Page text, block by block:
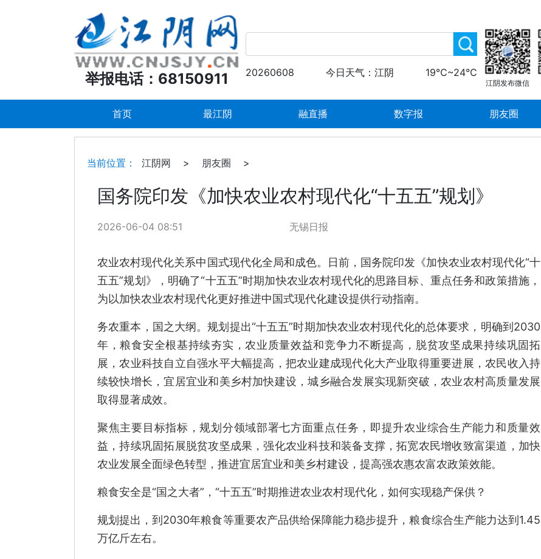
举报电话：68150911 20260608 今日天气：江阴 19℃~24℃
江阴发布微信
首页 最江阴 融直播 数字报 朋友圈
当前位置： 江阴网 > 朋友圈 >
国务院印发《加快农业农村现代化“十五五”规划》
2026-06-04 08:51 无锡日报
农业农村现代化关系中国式现代化全局和成色。日前，国务院印发《加快农业农村现代化“十
五五”规划》，明确了“十五五”时期加快农业农村现代化的思路目标、重点任务和政策措施，
为以加快农业农村现代化更好推进中国式现代化建设提供行动指南。
务农重本，国之大纲。规划提出“十五五”时期加快农业农村现代化的总体要求，明确到2030
年，粮食安全根基持续夯实，农业质量效益和竞争力不断提高，脱贫攻坚成果持续巩固拓
展，农业科技自立自强水平大幅提高，把农业建成现代化大产业取得重要进展，农民收入持
续较快增长，宜居宜业和美乡村加快建设，城乡融合发展实现新突破，农业农村高质量发展
取得显著成效。
聚焦主要目标指标，规划分领域部署七方面重点任务，即提升农业综合生产能力和质量效
益，持续巩固拓展脱贫攻坚成果，强化农业科技和装备支撑，拓宽农民增收致富渠道，加快
农业发展全面绿色转型，推进宜居宜业和美乡村建设，提高强农惠农富农政策效能。
粮食安全是“国之大者”，“十五五”时期推进农业农村现代化，如何实现稳产保供？
规划提出，到2030年粮食等重要农产品供给保障能力稳步提升，粮食综合生产能力达到1.45
万亿斤左右。